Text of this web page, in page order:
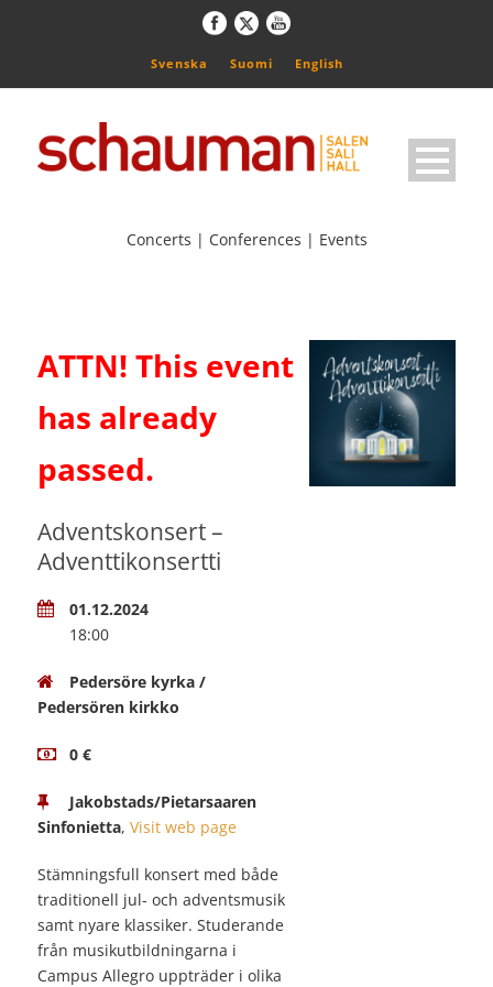
Svenska Suomi English
Concerts | Conferences | Events
ATTN! This event
has already
passed.
Adventskonsert –
Adventtikonsertti
01.12.2024
18:00
Pedersöre kyrka /
Pedersören kirkko
0 €
Jakobstads/Pietarsaaren
Sinfonietta, Visit web page
Stämningsfull konsert med både
traditionell jul- och adventsmusik
samt nyare klassiker. Studerande
från musikutbildningarna i
Campus Allegro uppträder i olika